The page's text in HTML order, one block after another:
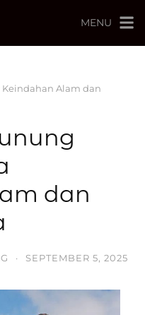
MENU
Alam dan
dan
· SEPTEMBER 5, 2025